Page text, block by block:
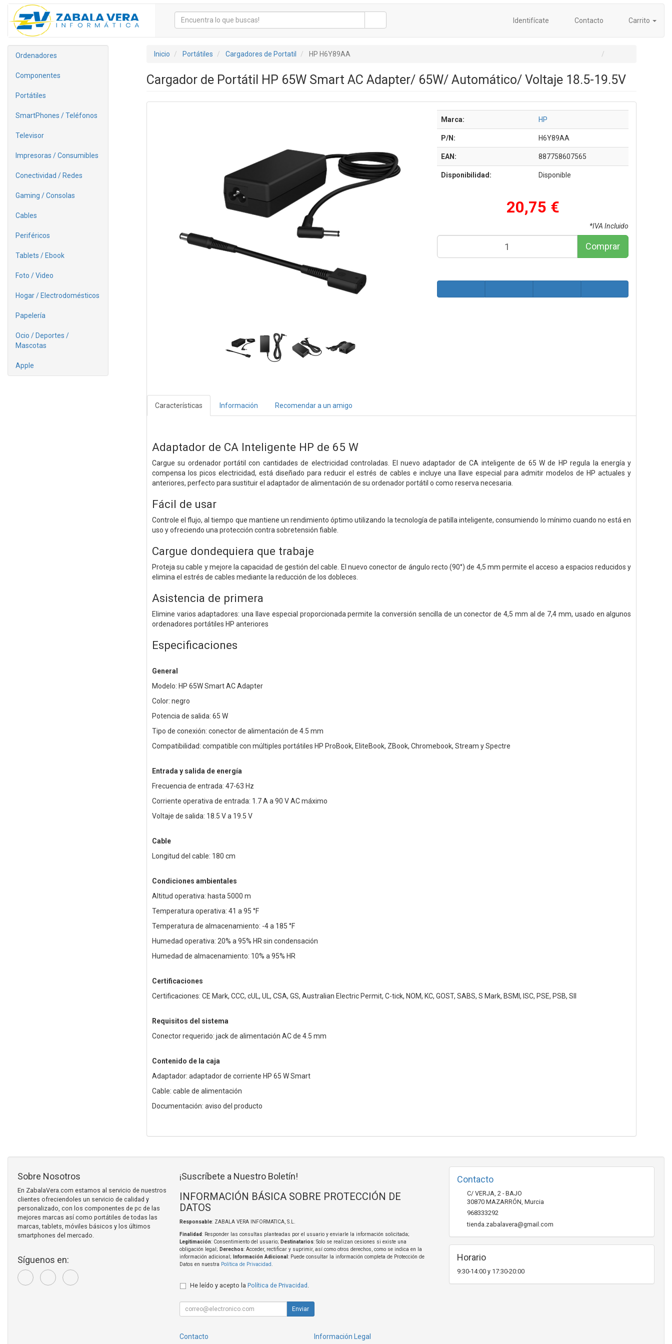
Identifícate Contacto Carrito
Ordenadores
Componentes
Portátiles
SmartPhones / Teléfonos
Televisor
Impresoras / Consumibles
Conectividad / Redes
Gaming / Consolas
Cables
Periféricos
Tablets / Ebook
Foto / Video
Hogar / Electrodomésticos
Papelería
Ocio / Deportes /
Mascotas
Apple
Inicio Portátiles Cargadores de Portatil HP H6Y89AA
Cargador de Portátil HP 65W Smart AC Adapter/ 65W/ Automático/ Voltaje 18.5-19.5V
Marca: HP
P/N: H6Y89AA
EAN: 887758607565
Disponibilidad: Disponible
20,75 €
*IVA Incluido
Comprar
Características Información Recomendar a un amigo
Adaptador de CA Inteligente HP de 65 W
Cargue su ordenador portátil con cantidades de electricidad controladas. El nuevo adaptador de CA inteligente de 65 W de HP regula la energía y
compensa los picos electricidad, está diseñado para reducir el estrés de cables e incluye una llave especial para admitir modelos de HP actuales y
anteriores, perfecto para sustituir el adaptador de alimentación de su ordenador portátil o como reserva necesaria.
Fácil de usar
Controle el flujo, al tiempo que mantiene un rendimiento óptimo utilizando la tecnología de patilla inteligente, consumiendo lo mínimo cuando no está en
uso y ofreciendo una protección contra sobretensión fiable.
Cargue dondequiera que trabaje
Proteja su cable y mejore la capacidad de gestión del cable. El nuevo conector de ángulo recto (90°) de 4,5 mm permite el acceso a espacios reducidos y
elimina el estrés de cables mediante la reducción de los dobleces.
Asistencia de primera
Elimine varios adaptadores: una llave especial proporcionada permite la conversión sencilla de un conector de 4,5 mm al de 7,4 mm, usado en algunos
ordenadores portátiles HP anteriores
Especificaciones
General
Modelo: HP 65W Smart AC Adapter
Color: negro
Potencia de salida: 65 W
Tipo de conexión: conector de alimentación de 4.5 mm
Compatibilidad: compatible con múltiples portátiles HP ProBook, EliteBook, ZBook, Chromebook, Stream y Spectre
Entrada y salida de energía
Frecuencia de entrada: 47-63 Hz
Corriente operativa de entrada: 1.7 A a 90 V AC máximo
Voltaje de salida: 18.5 V a 19.5 V
Cable
Longitud del cable: 180 cm
Condiciones ambientales
Altitud operativa: hasta 5000 m
Temperatura operativa: 41 a 95 °F
Temperatura de almacenamiento: -4 a 185 °F
Humedad operativa: 20% a 95% HR sin condensación
Humedad de almacenamiento: 10% a 95% HR
Certificaciones
Certificaciones: CE Mark, CCC, cUL, UL, CSA, GS, Australian Electric Permit, C-tick, NOM, KC, GOST, SABS, S Mark, BSMI, ISC, PSE, PSB, SII
Requisitos del sistema
Conector requerido: jack de alimentación AC de 4.5 mm
Contenido de la caja
Adaptador: adaptador de corriente HP 65 W Smart
Cable: cable de alimentación
Documentación: aviso del producto
Sobre Nosotros
En ZabalaVera.com estamos al servicio de nuestros
clientes ofreciendoles un servicio de calidad y
personalizado, con los componentes de pc de las
mejores marcas así como portátiles de todas las
marcas, tablets, móviles básicos y los últimos
smartphones del mercado.
Síguenos en:
¡Suscríbete a Nuestro Boletín!
INFORMACIÓN BÁSICA SOBRE PROTECCIÓN DE
DATOS
Responsable: ZABALA VERA INFORMATICA, S.L.
Finalidad: Responder las consultas planteadas por el usuario y enviarle la información solicitada;
Legitimación: Consentimiento del usuario; Destinatarios: Solo se realizan cesiones si existe una
obligación legal; Derechos: Acceder, rectificar y suprimir, así como otros derechos, como se indica en la
información adicional;
Información Adicional : Puede consultar la información completa de Protección de
Datos en nuestra Política de Privacidad.
He leído y acepto la Política de Privacidad .
Enviar
Contacto
Información Legal
Contacto
C/ VERJA, 2 - BAJO
30870 MAZARRÓN, Murcia
968333292
tienda.zabalavera@gmail.com
Horario
9:30-14:00 y 17:30-20:00